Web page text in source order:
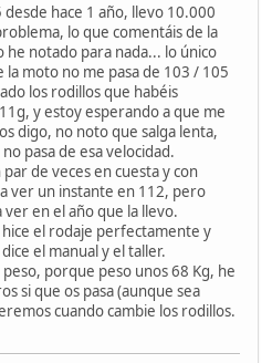
hace 1 año, llevo 10.000
lo que comentáis de la
he notado para nada... lo único
la moto no me pasa de 103 / 105
los rodillos que habéis
y estoy esperando a que me
digo, no noto que salga lenta,
pasa de esa velocidad.
de veces en cuesta y con
ver un instante en 112, pero
en el año que la llevo.
hice el rodaje perfectamente y
el manual y el taller.
porque peso unos 68 Kg, he
si que os pasa (aunque sea
cuando cambie los rodillos.